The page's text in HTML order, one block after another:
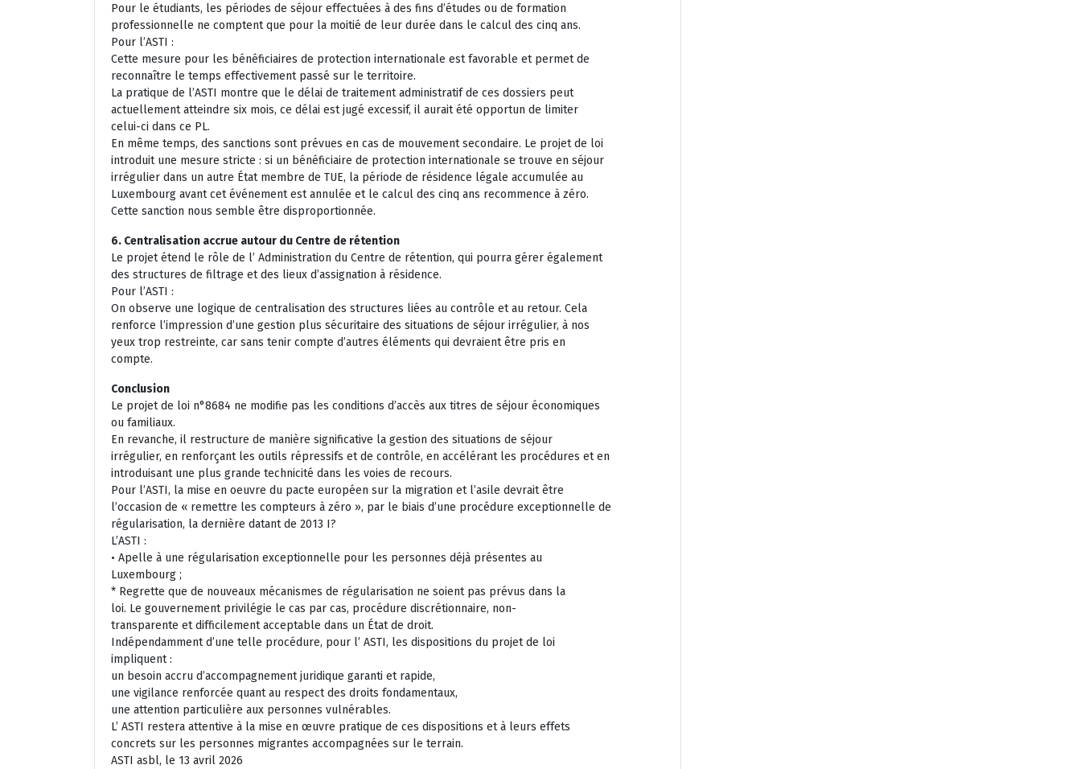
Pour le étudiants, les périodes de séjour effectuées à des fins d’études ou de formation
professionnelle ne comptent que pour la moitié de leur durée dans le calcul des cinq ans.
Pour l’ASTI :
Cette mesure pour les bénéficiaires de protection internationale est favorable et permet de
reconnaître le temps effectivement passé sur le territoire.
La pratique de l’ASTI montre que le délai de traitement administratif de ces dossiers peut
actuellement atteindre six mois, ce délai est jugé excessif, il aurait été opportun de limiter
celui-ci dans ce PL.
En même temps, des sanctions sont prévues en cas de mouvement secondaire. Le projet de loi
introduit une mesure stricte : si un bénéficiaire de protection internationale se trouve en séjour
irrégulier dans un autre État membre de TUE, la période de résidence légale accumulée au
Luxembourg avant cet événement est annulée et le calcul des cinq ans recommence à zéro.
Cette sanction nous semble être disproportionnée.
6. Centralisation accrue autour du Centre de rétention
Le projet étend le rôle de l’ Administration du Centre de rétention, qui pourra gérer également
des structures de filtrage et des lieux d’assignation à résidence.
Pour l’ASTI :
On observe une logique de centralisation des structures liées au contrôle et au retour. Cela
renforce l’impression d’une gestion plus sécuritaire des situations de séjour irrégulier, à nos
yeux trop restreinte, car sans tenir compte d’autres éléments qui devraient être pris en
compte.
Conclusion
Le projet de loi n°8684 ne modifie pas les conditions d’accès aux titres de séjour économiques
ou familiaux.
En revanche, il restructure de manière significative la gestion des situations de séjour
irrégulier, en renforçant les outils répressifs et de contrôle, en accélérant les procédures et en
introduisant une plus grande technicité dans les voies de recours.
Pour l’ASTI, la mise en oeuvre du pacte européen sur la migration et l’asile devrait être
l’occasion de « remettre les compteurs à zéro », par le biais d’une procédure exceptionnelle de
régularisation, la dernière datant de 2013 I?
L’ASTI :
• Apelle à une régularisation exceptionnelle pour les personnes déjà présentes au
Luxembourg ;
* Regrette que de nouveaux mécanismes de régularisation ne soient pas prévus dans la
loi. Le gouvernement privilégie le cas par cas, procédure discrétionnaire, non-
transparente et difficilement acceptable dans un État de droit.
Indépendamment d’une telle procédure, pour l’ ASTI, les dispositions du projet de loi
impliquent :
un besoin accru d’accompagnement juridique garanti et rapide,
une vigilance renforcée quant au respect des droits fondamentaux,
une attention particulière aux personnes vulnérables.
L’ ASTI restera attentive à la mise en œuvre pratique de ces dispositions et à leurs effets
concrets sur les personnes migrantes accompagnées sur le terrain.
ASTI asbl, le 13 avril 2026